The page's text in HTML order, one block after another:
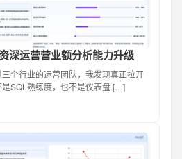
深运营营业额分析能力升级
个行业的运营团队，我发现真正拉开
SQL熟练度，也不是仪表盘 […]